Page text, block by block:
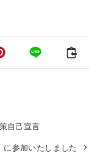
自己宣言
に参加いたしました